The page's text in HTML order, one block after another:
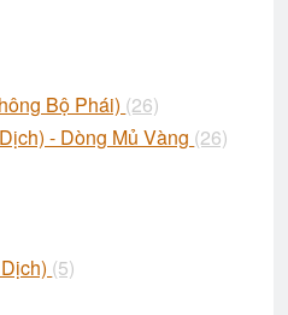
Bộ Phái) (26)
- Dòng Mủ Vàng (26)
(5)